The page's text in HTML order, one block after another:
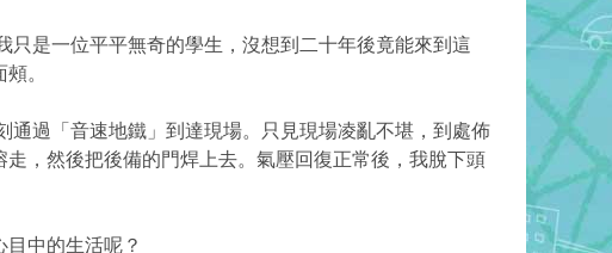
是一位平平無奇的學生，沒想到二十年後竟能來到這
。
過「音速地鐵」到達現場。只見現場凌亂不堪，到處佈
，然後把後備的門焊上去。氣壓回復正常後，我脫下頭
中的生活呢？